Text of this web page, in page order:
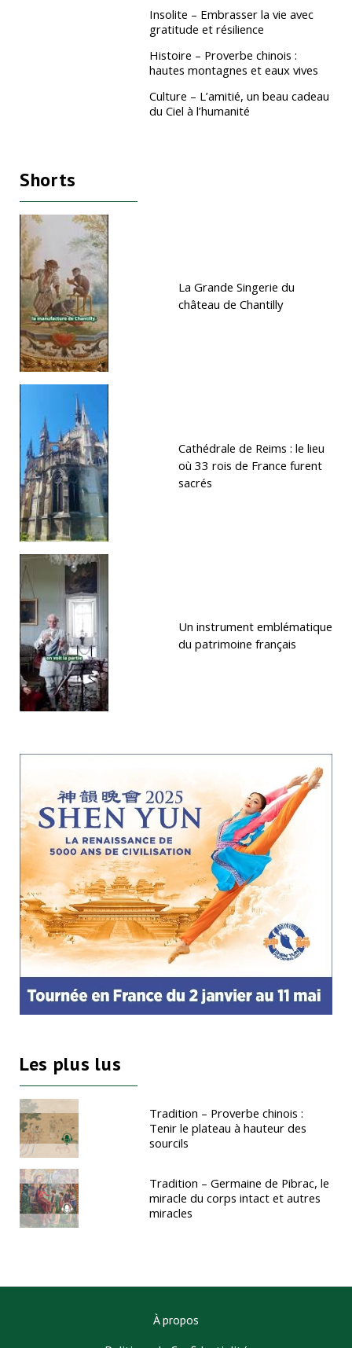
Insolite – Embrasser la vie avec
gratitude et résilience
Histoire – Proverbe chinois :
hautes montagnes et eaux vives
Culture – L’amitié, un beau cadeau
du Ciel à l’humanité
Shorts
La Grande Singerie du
château de Chantilly
Cathédrale de Reims : le lieu
où 33 rois de France furent
sacrés
Un instrument emblématique
du patrimoine français
Les plus lus
Tradition – Proverbe chinois :
Tenir le plateau à hauteur des
sourcils
Tradition – Germaine de Pibrac, le
miracle du corps intact et autres
miracles
À propos